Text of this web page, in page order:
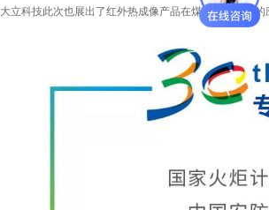
大立科技此次也展出了红外热成像产品在煤炭专业领域